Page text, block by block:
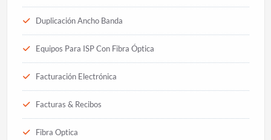
Duplicación Ancho Banda
Equipos Para ISP Con Fibra Óptica
Facturación Electrónica
Facturas & Recibos
Fibra Optica